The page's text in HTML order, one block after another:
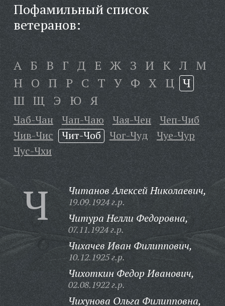
Пофамильный список
ветеранов:
А Б В Г Д Е Ж З И К Л М
Н О П Р С Т У Ф Х Ц Ч
Ш Щ Э Ю Я
Чаб-Чан Чап-Чаю Чая-Чен
Чеп-Чиб
Чив-Чис
Чит-Чоб Чог-Чуд
Чуе-Чур
Чус-Чхи
Ч Читанов Алексей Николаевич,
19.09.1924 г.р.
Читура Нелли Федоровна,
07.11.1924 г.р.
Чихачев Иван Филиппович,
10.12.1925 г.р.
Чихоткин Федор Иванович,
02.08.1922 г.р.
Чихунова Ольга Филипповна,